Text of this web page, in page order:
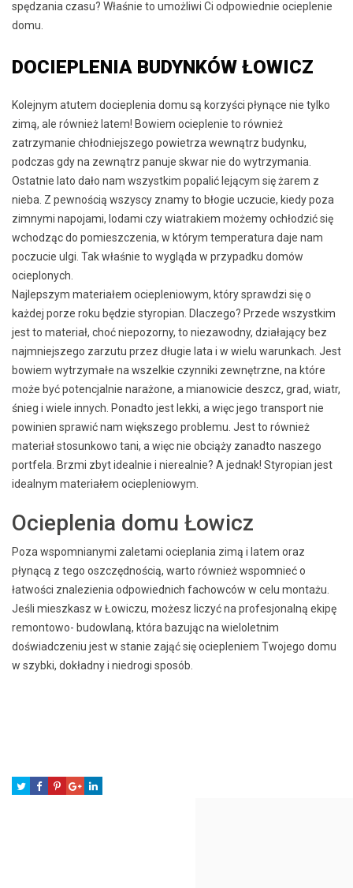
spędzania czasu? Właśnie to umożliwi Ci odpowiednie ocieplenie
domu.
DOCIEPLENIA BUDYNKÓW ŁOWICZ
Kolejnym atutem docieplenia domu są korzyści płynące nie tylko
zimą, ale również latem! Bowiem ocieplenie to również
zatrzymanie chłodniejszego powietrza wewnątrz budynku,
podczas gdy na zewnątrz panuje skwar nie do wytrzymania.
Ostatnie lato dało nam wszystkim popalić lejącym się żarem z
nieba. Z pewnością wszyscy znamy to błogie uczucie, kiedy poza
zimnymi napojami, lodami czy wiatrakiem możemy ochłodzić się
wchodząc do pomieszczenia, w którym temperatura daje nam
poczucie ulgi. Tak właśnie to wygląda w przypadku domów
ocieplonych.
Najlepszym materiałem ociepleniowym, który sprawdzi się o
każdej porze roku będzie styropian. Dlaczego? Przede wszystkim
jest to materiał, choć niepozorny, to niezawodny, działający bez
najmniejszego zarzutu przez długie lata i w wielu warunkach. Jest
bowiem wytrzymałe na wszelkie czynniki zewnętrzne, na które
może być potencjalnie narażone, a mianowicie deszcz, grad, wiatr,
śnieg i wiele innych. Ponadto jest lekki, a więc jego transport nie
powinien sprawić nam większego problemu. Jest to również
materiał stosunkowo tani, a więc nie obciąży zanadto naszego
portfela. Brzmi zbyt idealnie i nierealnie? A jednak! Styropian jest
idealnym materiałem ociepleniowym.
Ocieplenia domu Łowicz
Poza wspomnianymi zaletami ocieplania zimą i latem oraz
płynącą z tego oszczędnością, warto również wspomnieć o
łatwości znalezienia odpowiednich fachowców w celu montażu.
Jeśli mieszkasz w Łowiczu, możesz liczyć na profesjonalną ekipę
remontowo- budowlaną, która bazując na wieloletnim
doświadczeniu jest w stanie zająć się ociepleniem Twojego domu
w szybki, dokładny i niedrogi sposób.